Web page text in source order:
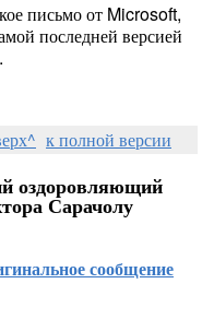
письмо от Microsoft,
последней версией
к полной версии
оздоровляющий
Сарачолу
сообщение